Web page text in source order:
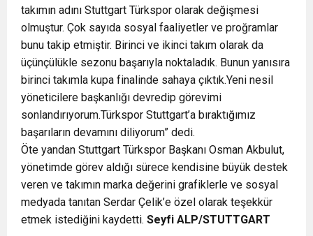
takımın adını Stuttgart Türkspor olarak değişmesi
olmuştur. Çok sayıda sosyal faaliyetler ve proğramlar
bunu takip etmiştir. Birinci ve ikinci takım olarak da
üçünçülükle sezonu başarıyla noktaladık. Bunun yanısıra
birinci takımla kupa finalinde sahaya çıktık.Yeni nesil
yöneticilere başkanlığı devredip görevimi
sonlandırıyorum.Türkspor Stuttgart’a bıraktığımız
başarıların devamını diliyorum” dedi.
Öte yandan Stuttgart Türkspor Başkanı Osman Akbulut,
yönetimde görev aldığı sürece kendisine büyük destek
veren ve takımın marka değerini grafiklerle ve sosyal
medyada tanıtan Serdar Çelik’e özel olarak teşekkür
etmek istediğini kaydetti. Seyfi ALP/STUTTGART